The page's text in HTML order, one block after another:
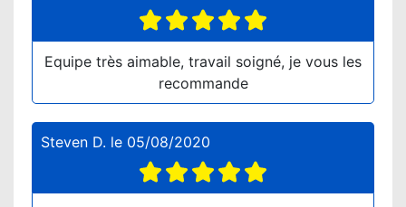
Equipe très aimable, travail soigné, je vous les
recommande
Steven D. le 05/08/2020